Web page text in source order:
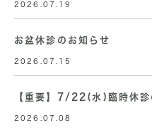
2026.07.19
お盆休診のお知らせ
2026.07.15
【重要】7/22(水)臨時休診
2026.07.08